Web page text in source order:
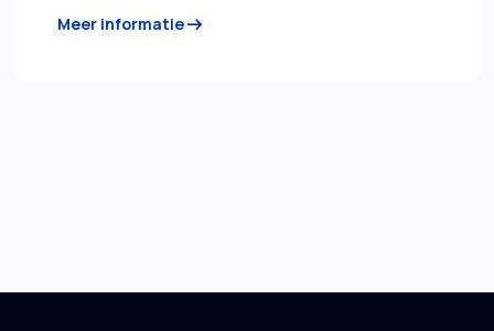
Meer informatiearrow_right_alt